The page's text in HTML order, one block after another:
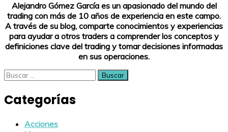
Alejandro Gómez García es un apasionado del mundo del
trading con más de 10 años de experiencia en este campo.
A través de su blog, comparte conocimientos y experiencias
para ayudar a otros traders a comprender los conceptos y
definiciones clave del trading y tomar decisiones informadas
en sus operaciones.
Buscar:
Categorías
Acciones